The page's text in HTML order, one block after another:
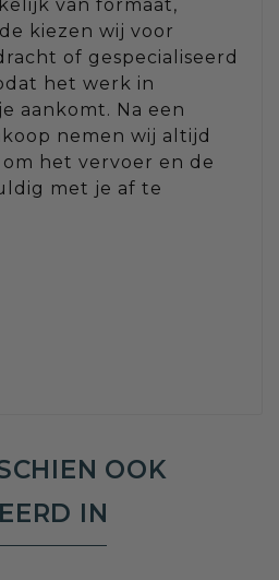
van formaat,
kiezen wij voor
of gespecialiseerd
het werk in
aankomt. Na een
nemen wij altijd
het vervoer en de
met je af te
OOK
IN